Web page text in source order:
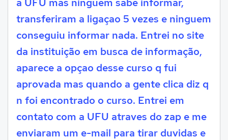
transferiram a ligaçao 5 vezes e ninguem
conseguiu informar nada. Entrei no site
da instituição em busca de informação,
aparece a opçao desse curso q fui
aprovada mas quando a gente clica diz q
n foi encontrado o curso. Entrei em
contato com a UFU atraves do zap e me
enviaram um e-mail para tirar duvidas e